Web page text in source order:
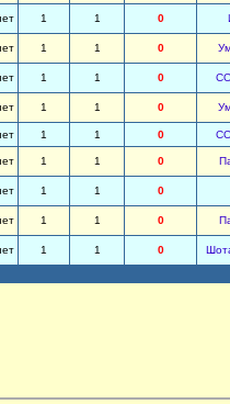
1 1 0
1 1 0
1 1 0
1 1 0
1 1 0
1 1 0
1 1 0
1 1 0
1 1 0